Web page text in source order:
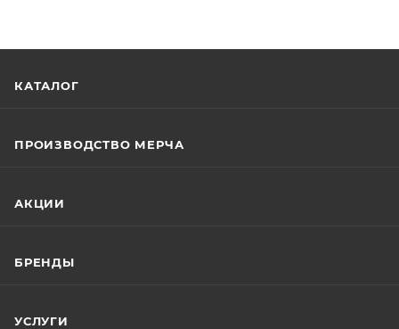
КАТАЛОГ
ПРОИЗВОДСТВО МЕРЧА
АКЦИИ
БРЕНДЫ
УСЛУГИ